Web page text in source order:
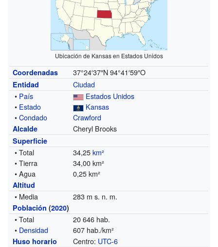
Ubicación de Kansas en Estados Unidos
Coordenadas 37°24′37″N 94°41′59″O
Entidad
Ciudad
• País
Estados Unidos
• Estado
Kansas
•Condado Crawford
Alcalde Cheryl Brooks
Superficie
• Total 34,25km²
• Tierra
34,00 km²
• Agua
0,25 km²
Altitud
• Media 283 m s. n. m.
Población (2020)
• Total
20 646 hab.
• Densidad 607 hab./km²
Huso horario Centro: UTC-6